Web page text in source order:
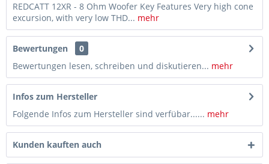
REDCATT 12XR - 8 Ohm Woofer Key Features Very high cone
excursion, with very low THD... mehr
Bewertungen
0
Bewertungen lesen, schreiben und diskutieren... mehr
Infos zum Hersteller
Folgende Infos zum Hersteller sind verfübar...... mehr
Kunden kauften auch